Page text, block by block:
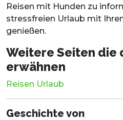
Reisen mit Hunden zu
stressfreien Urlaub mit
genießen.
Weitere Seiten die
erwähnen
Reisen Urlaub
Geschichte von